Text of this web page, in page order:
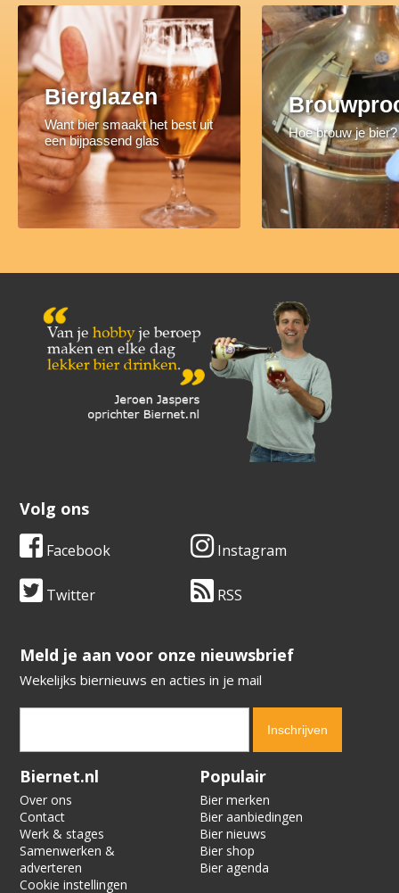
Bierglazen
Want bier smaakt het best uit
een bijpassend glas
Hoe brouw je bier?
Volg ons
Facebook Instagram
Twitter RSS
​​​​​​​Meld je aan voor onze nieuwsbrief
Wekelijks biernieuws en acties in je mail
Verification code:
Biernet.nl
Over ons
Contact
Werk & stages
Samenwerken &
adverteren
Cookie instellingen
Populair
Bier merken
Bier aanbiedingen
Bier nieuws
Bier shop
Bier agenda